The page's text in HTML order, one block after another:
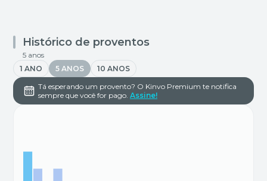
Histórico de proventos
5 anos
1 ANO
5 ANOS
10 ANOS
Tá esperando um provento? O Kinvo Premium te notifica
sempre que você for pago. Assine!